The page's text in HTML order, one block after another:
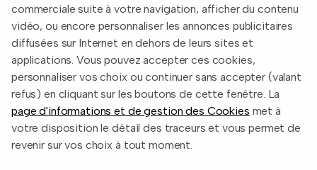
Conditions d'utilisation
Politique de confidentialité
2026 EtreProprio.com
commerciale suite à votre navigation, afficher du contenu
vidéo, ou encore personnaliser les annonces publicitaires
diffusées sur Internet en dehors de leurs sites et
applications. Vous pouvez accepter ces cookies,
personnaliser vos choix ou continuer sans accepter (valant
refus) en cliquant sur les boutons de cette fenêtre. La
page d'informations et de gestion des Cookies met à
votre disposition le détail des traceurs et vous permet de
revenir sur vos choix à tout moment.